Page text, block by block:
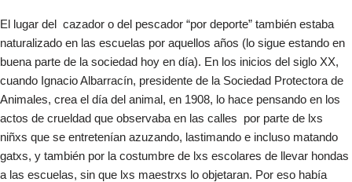
El lugar del cazador o del pescador “por deporte” también estaba
naturalizado en las escuelas por aquellos años (lo sigue estando en
buena parte de la sociedad hoy en día). En los inicios del siglo XX,
cuando Ignacio Albarracín, presidente de la Sociedad Protectora de
Animales, crea el día del animal, en 1908, lo hace pensando en los
actos de crueldad que observaba en las calles por parte de lxs
niñxs que se entretenían azuzando, lastimando e incluso matando
gatxs, y también por la costumbre de lxs escolares de llevar hondas
a las escuelas, sin que lxs maestrxs lo objetaran. Por eso había